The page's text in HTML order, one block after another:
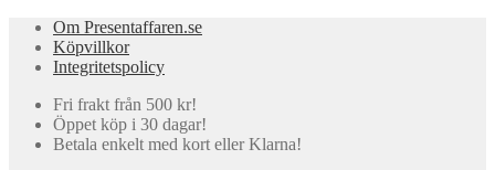
Om Presentaffaren.se
Köpvillkor
Integritetspolicy
Fri frakt från 500 kr!
Öppet köp i 30 dagar!
Betala enkelt med kort eller Klarna!